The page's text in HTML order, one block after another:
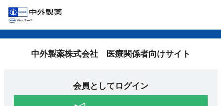
中外製薬株式会社 医療関係者向けサイト
会員としてログイン